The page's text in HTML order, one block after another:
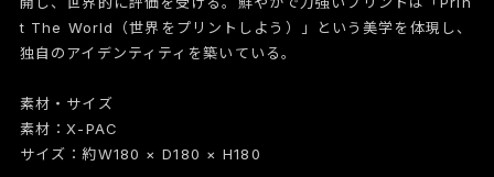
t The World（世界をプリントしよう）」という美学を体現し、
独自のアイデンティティを築いている。
素材・サイズ
素材：X-PAC
サイズ：約W180 × D180 × H180